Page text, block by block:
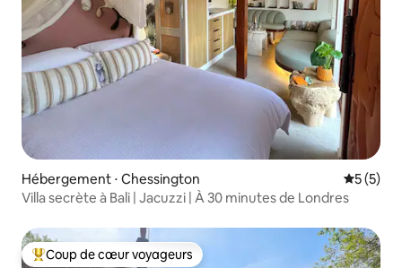
Hébergement ⋅ Chessington
5 (5)
Villa secrète à Bali | Jacuzzi | À 30 minutes de Londres
Coups de cœur voyageurs les plus appréciés
Coup de cœur voyageurs